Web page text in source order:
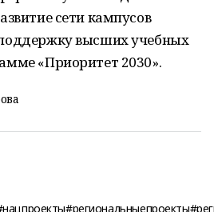
сети кампусов
высших учебных
«Приоритет 2030».